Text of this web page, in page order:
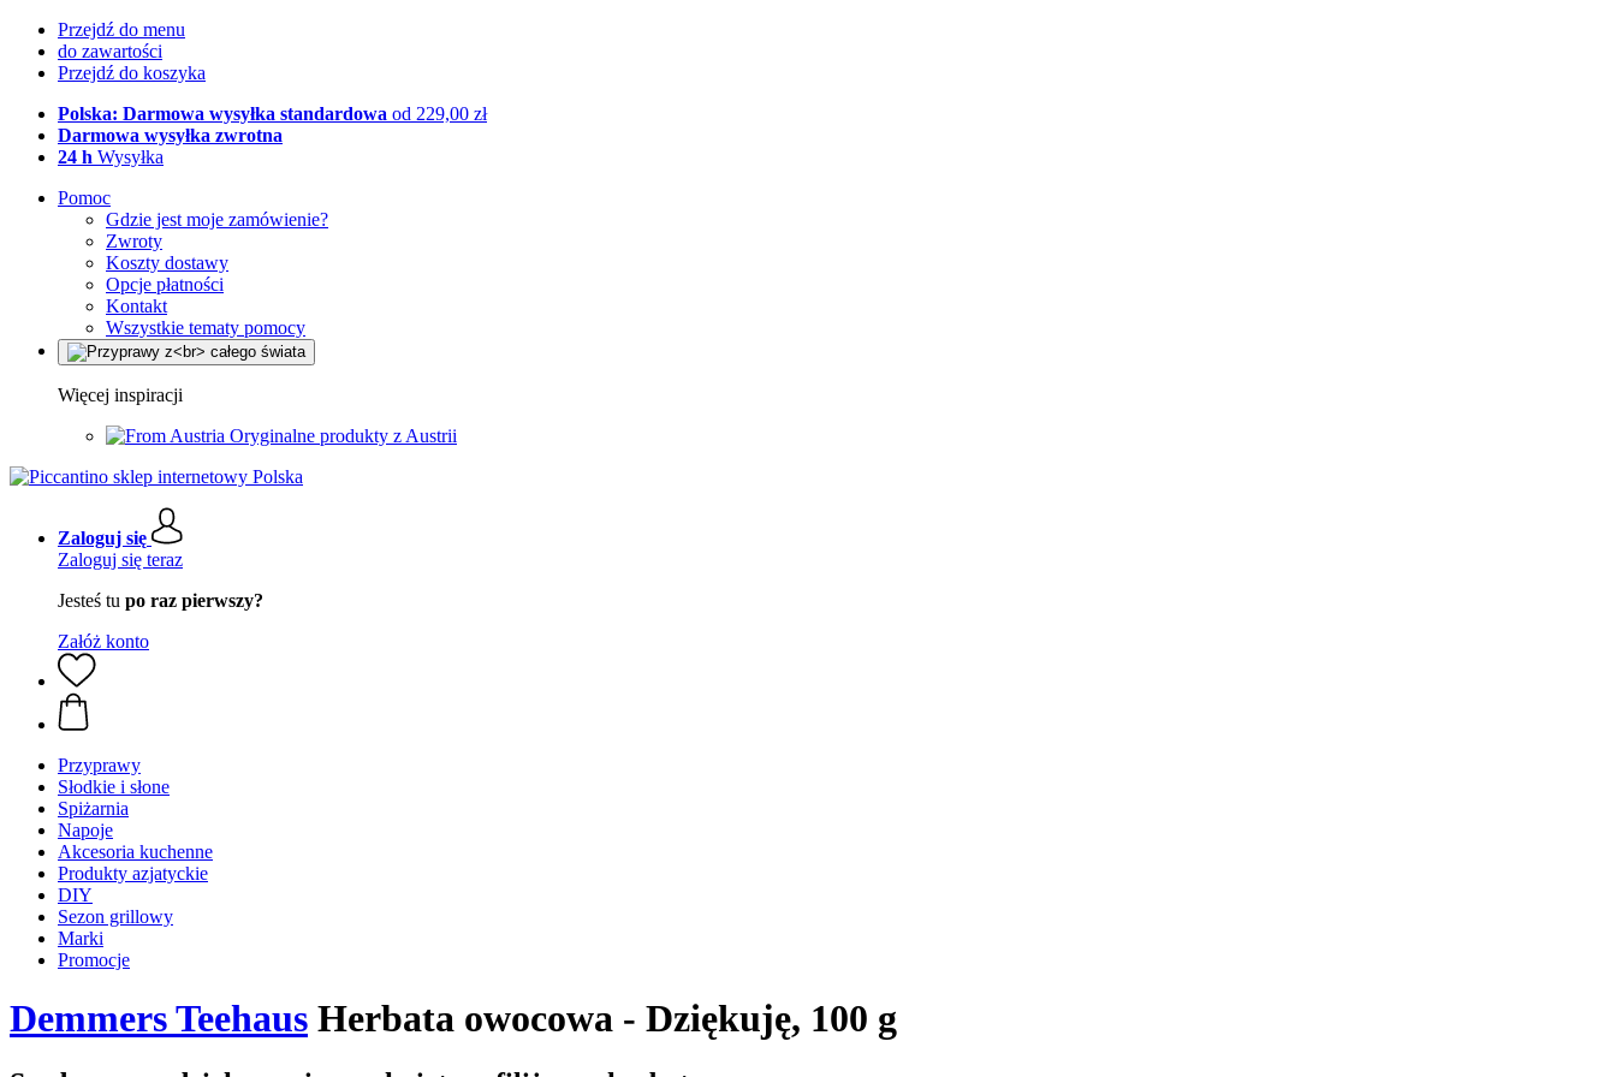
Przejdź do menu
do zawartości
Przejdź do koszyka
Polska: Darmowa wysyłka standardowa od 229,00 zł
Darmowa wysyłka zwrotna
24 h Wysyłka
Pomoc
Gdzie jest moje zamówienie?
Zwroty
Koszty dostawy
Opcje płatności
Kontakt
Wszystkie tematy pomocy
Więcej inspiracji
Oryginalne produkty z Austrii
Zaloguj się
Zaloguj się teraz
Jesteś tu po raz pierwszy?
Załóż konto
Przyprawy
Słodkie i słone
Spiżarnia
Napoje
Akcesoria kuchenne
Produkty azjatyckie
DIY
Sezon grillowy
Marki
Promocje
Demmers Teehaus Herbata owocowa - Dziękuję, 100 g